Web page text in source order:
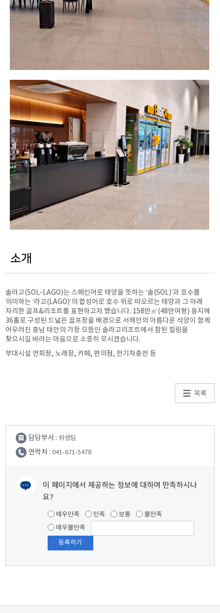
소개
솔라고(SOL-LAGO)는 스페인어로 태양을 뜻하는 ‘솔(SOL)’과 호수를
의미하는 ‘라고(LAGO)’의 합성어로 호수 위로 떠오르는 태양과 그 아래
자리한 골프&리조트를 표현하고자 했습니다. 158만㎡(48만여평) 용지에
36홀로 구성된 드넓은 골프장을 배경으로 서해안의 아름다운 석양이 함께
어우러진 충남 태안의 가장 으뜸인 솔라고리조트에서 참된 힐링을
찾으시길 바라는 마음으로 소중히 모시겠습니다.
부대시설 연회장, 노래장, 카페, 편의점, 전기차충전 등
목록
담당부서 : 위생팀
연락처 : 041-671-5478
이 페이지에서 제공하는 정보에 대하여 만족하시나
요?
매우만족 만족 보통
불만족
매우불만족